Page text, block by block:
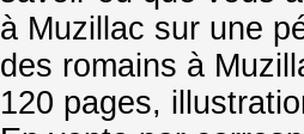
à Muzillac sur une
des romains à
120 pages,